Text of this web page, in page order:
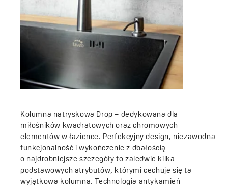
Kolumna natryskowa Drop – dedykowana dla
miłośników kwadratowych oraz chromowych
elementów w łazience. Perfekcyjny design, niezawodna
funkcjonalność i wykończenie z dbałością
o najdrobniejsze szczegóły to zaledwie kilka
podstawowych atrybutów, którymi cechuje się ta
wyjątkowa kolumna. Technologia antykamień